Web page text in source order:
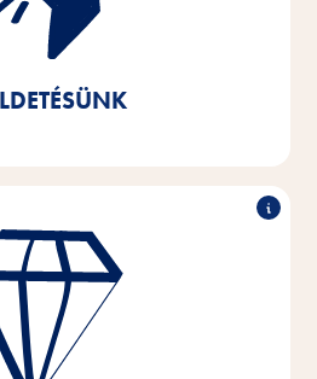
termékeket. Fenntartható
hozzájárulunk a létfontosságú
megőrzéséhez.
partneri együttműködés,
magatartás - ezek vállalatunk
alappillérei.
jelentik gondolkodásunk és